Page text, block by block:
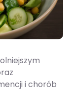
i chorób